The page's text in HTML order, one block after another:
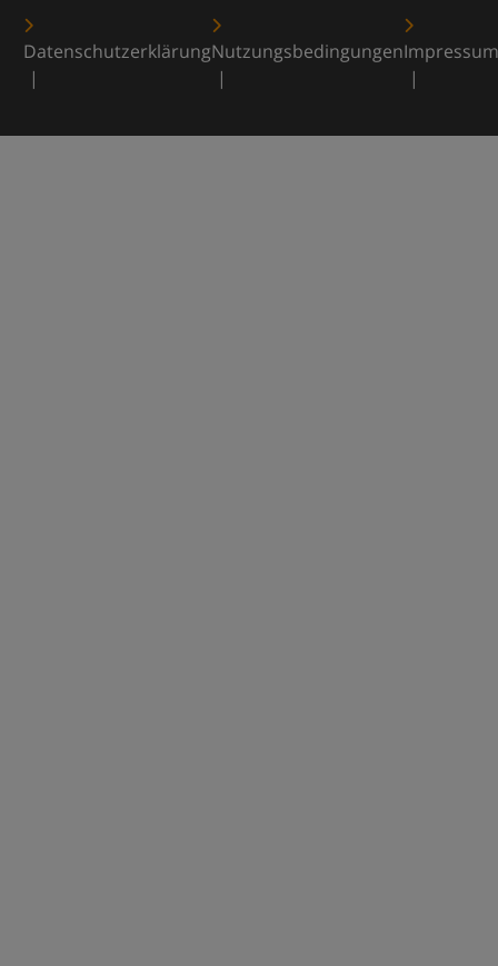
DatenschutzerklärungNutzungsbedingungenImpressum